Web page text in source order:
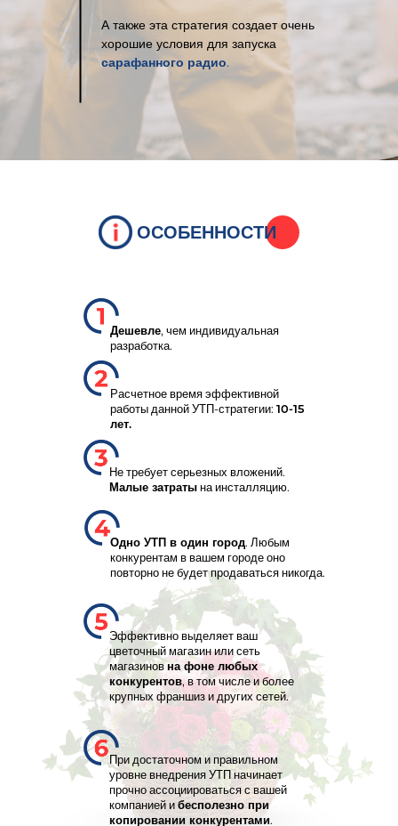
А также эта стратегия создает очень
хорошие условия для запуска
сарафанного радио.
ОСОБЕННОСТИ
Дешевле, чем индивидуальная
разработка.
Расчетное время эффективной
работы данной УТП-стратегии: 10-15
лет.
Не требует серьезных вложений.
Малые затратына инсталляцию.
Одно УТП в один город. Любым
конкурентам в вашем городе оно
повторно не будет продаваться никогда.
Эффективно выделяет ваш
цветочный магазин или сеть
магазиновна фоне любых
конкурентов, в том числе и более
крупных франшиз и других сетей.
При достаточном и правильном
уровне внедрения УТП начинает
прочно ассоциироваться с вашей
компанией ибесполезно при
копировании конкурентами.